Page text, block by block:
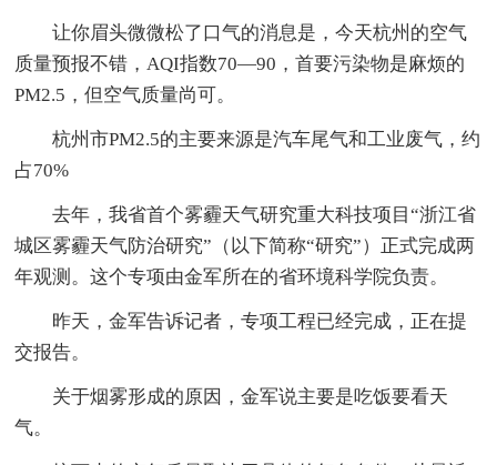
让你眉头微微松了口气的消息是，今天杭州的空气
质量预报不错，AQI指数70—90，首要污染物是麻烦的
PM2.5，但空气质量尚可。
杭州市PM2.5的主要来源是汽车尾气和工业废气，约
占70%
去年，我省首个雾霾天气研究重大科技项目“浙江省
城区雾霾天气防治研究”（以下简称“研究”）正式完成两
年观测。这个专项由金军所在的省环境科学院负责。
昨天，金军告诉记者，专项工程已经完成，正在提
交报告。
关于烟雾形成的原因，金军说主要是吃饭要看天
气。